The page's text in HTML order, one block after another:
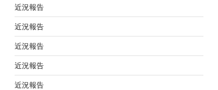
近況報告
近況報告
近況報告
近況報告
近況報告